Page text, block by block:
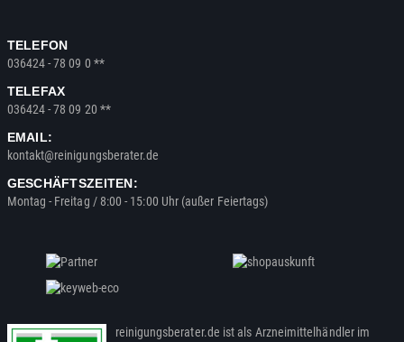
TELEFON
036424 - 78 09 0 **
TELEFAX
036424 - 78 09 20 **
EMAIL:
kontakt@reinigungsberater.de
GESCHÄFTSZEITEN:
Montag - Freitag / 8:00 - 15:00 Uhr (außer Feiertags)
reinigungsberater.de ist als Arzneimittelhändler im